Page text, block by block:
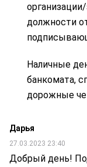
должности
Наличные
банкомата,
дорожные
Дарья
27.03.2023 23:40
Добрый день!